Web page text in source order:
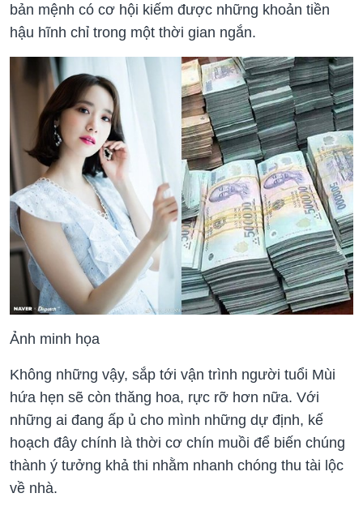
bản mệnh có cơ hội kiếm được những khoản tiền
hậu hĩnh chỉ trong một thời gian ngắn.
Ảnh minh họa
Không những vậy, sắp tới vận trình người tuổi Mùi
hứa hẹn sẽ còn thăng hoa, rực rỡ hơn nữa. Với
những ai đang ấp ủ cho mình những dự định, kế
hoạch đây chính là thời cơ chín muồi để biến chúng
thành ý tưởng khả thi nhằm nhanh chóng thu tài lộc
về nhà.